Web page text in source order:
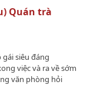
Ryuunosuke x
Quán trà
siêu đáng
việc và ra về sớm
văn phòng hỏi